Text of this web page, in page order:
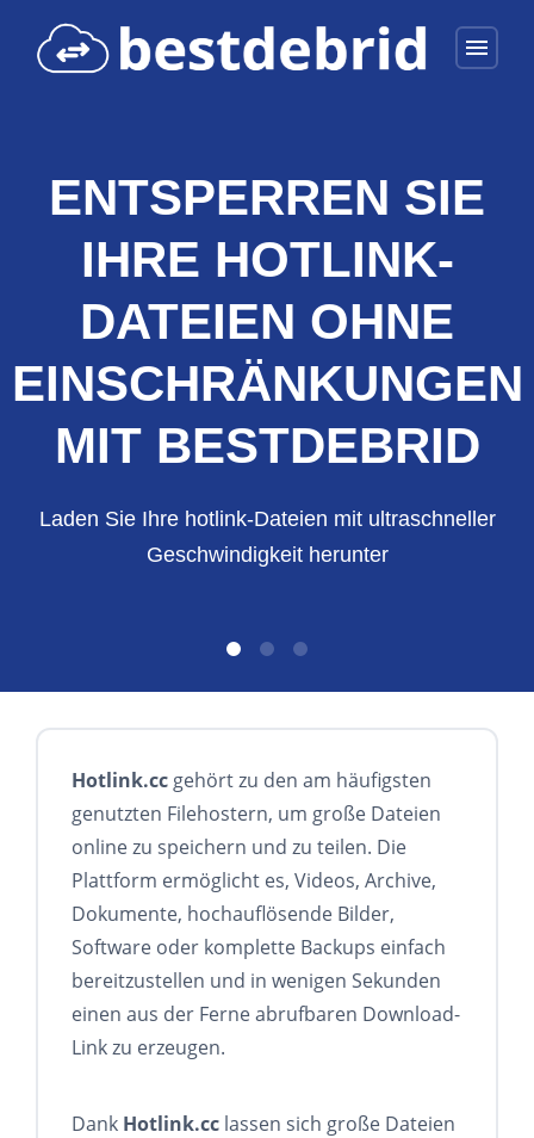
menu
ENTSPERREN SIE
IHRE HOTLINK-
DATEIEN OHNE
EINSCHRÄNKUNGEN
MIT BESTDEBRID
Laden Sie Ihre hotlink-Dateien mit ultraschneller
Geschwindigkeit herunter
Hotlink.cc gehört zu den am häufigsten
genutzten Filehostern, um große Dateien
online zu speichern und zu teilen. Die
Plattform ermöglicht es, Videos, Archive,
Dokumente, hochauflösende Bilder,
Software oder komplette Backups einfach
bereitzustellen und in wenigen Sekunden
einen aus der Ferne abrufbaren Download-
Link zu erzeugen.
Dank Hotlink.cc lassen sich große Dateien